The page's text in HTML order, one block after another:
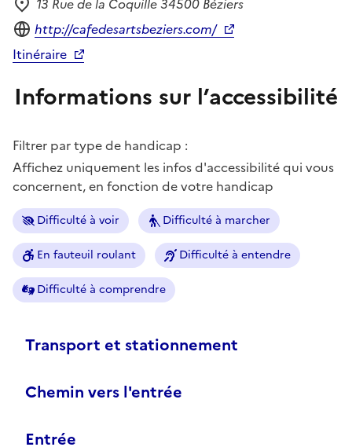
Adresse
Site internet
http://cafedesartsbeziers.com/
Itinéraire
Informations sur l’accessibilité
Filtrer par type de handicap :
Affichez uniquement les infos d'accessibilité qui vous
concernent, en fonction de votre handicap
Difficulté à voir Difficulté à marcher
En fauteuil roulant Difficulté à entendre
Difficulté à comprendre
Transport et stationnement
Chemin vers l'entrée
Entrée